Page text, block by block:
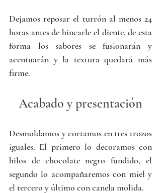
Dejamos reposar el turrón al menos 24
horas antes de hincarle el diente, de esta
forma los sabores se fusionarán y
acentuarán y la textura quedará más
firme.
Acabado y presentación
Desmoldamos y cortamos en tres trozos
iguales. El primero lo decoramos con
hilos de chocolate negro fundido, el
segundo lo acompañaremos con miel y
el tercero y último con canela molida.